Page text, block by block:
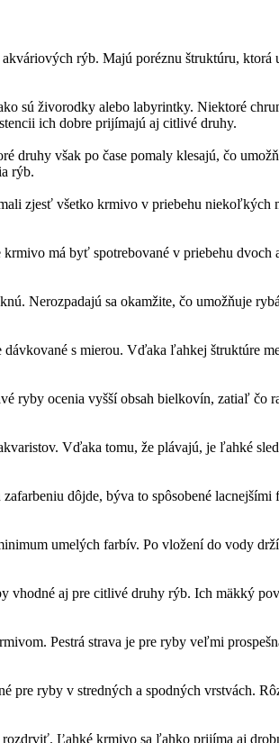
rýb. Majú poréznu štruktúru,
sú živorodky alebo labyrintky. Niektoré
ich dobre prijímajú aj citlivé druhy.
druhy však po čase pomaly klesajú, čo
rýb.
zjesť všetko krmivo v priebehu
má byť spotrebované v priebehu
Nerozpadajú sa okamžite, čo umožňuje
s mierou. Vďaka ľahkej štruktúre
ryby ocenia vyšší obsah bielkovín, zatiaľ
Vďaka tomu, že plávajú, je ľahké
dôjde, býva to spôsobené
umelých farbív. Po vložení do vody
aj pre citlivé druhy rýb. Ich mäkký
Pestrá strava je pre ryby veľmi
pre ryby v stredných a spodných vrstvách.
Ľahké krmivo sa ľahko prijíma aj